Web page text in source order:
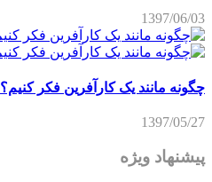
1397/06/03
چگونه مانند یک کارآفرین فکر کنیم؟
1397/05/27
پیشنهاد ویژه